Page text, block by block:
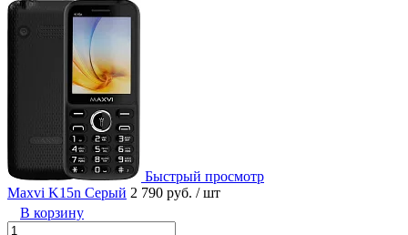
Быстрый просмотр
Maxvi K15n Серый 2 790 руб. / шт
В корзину